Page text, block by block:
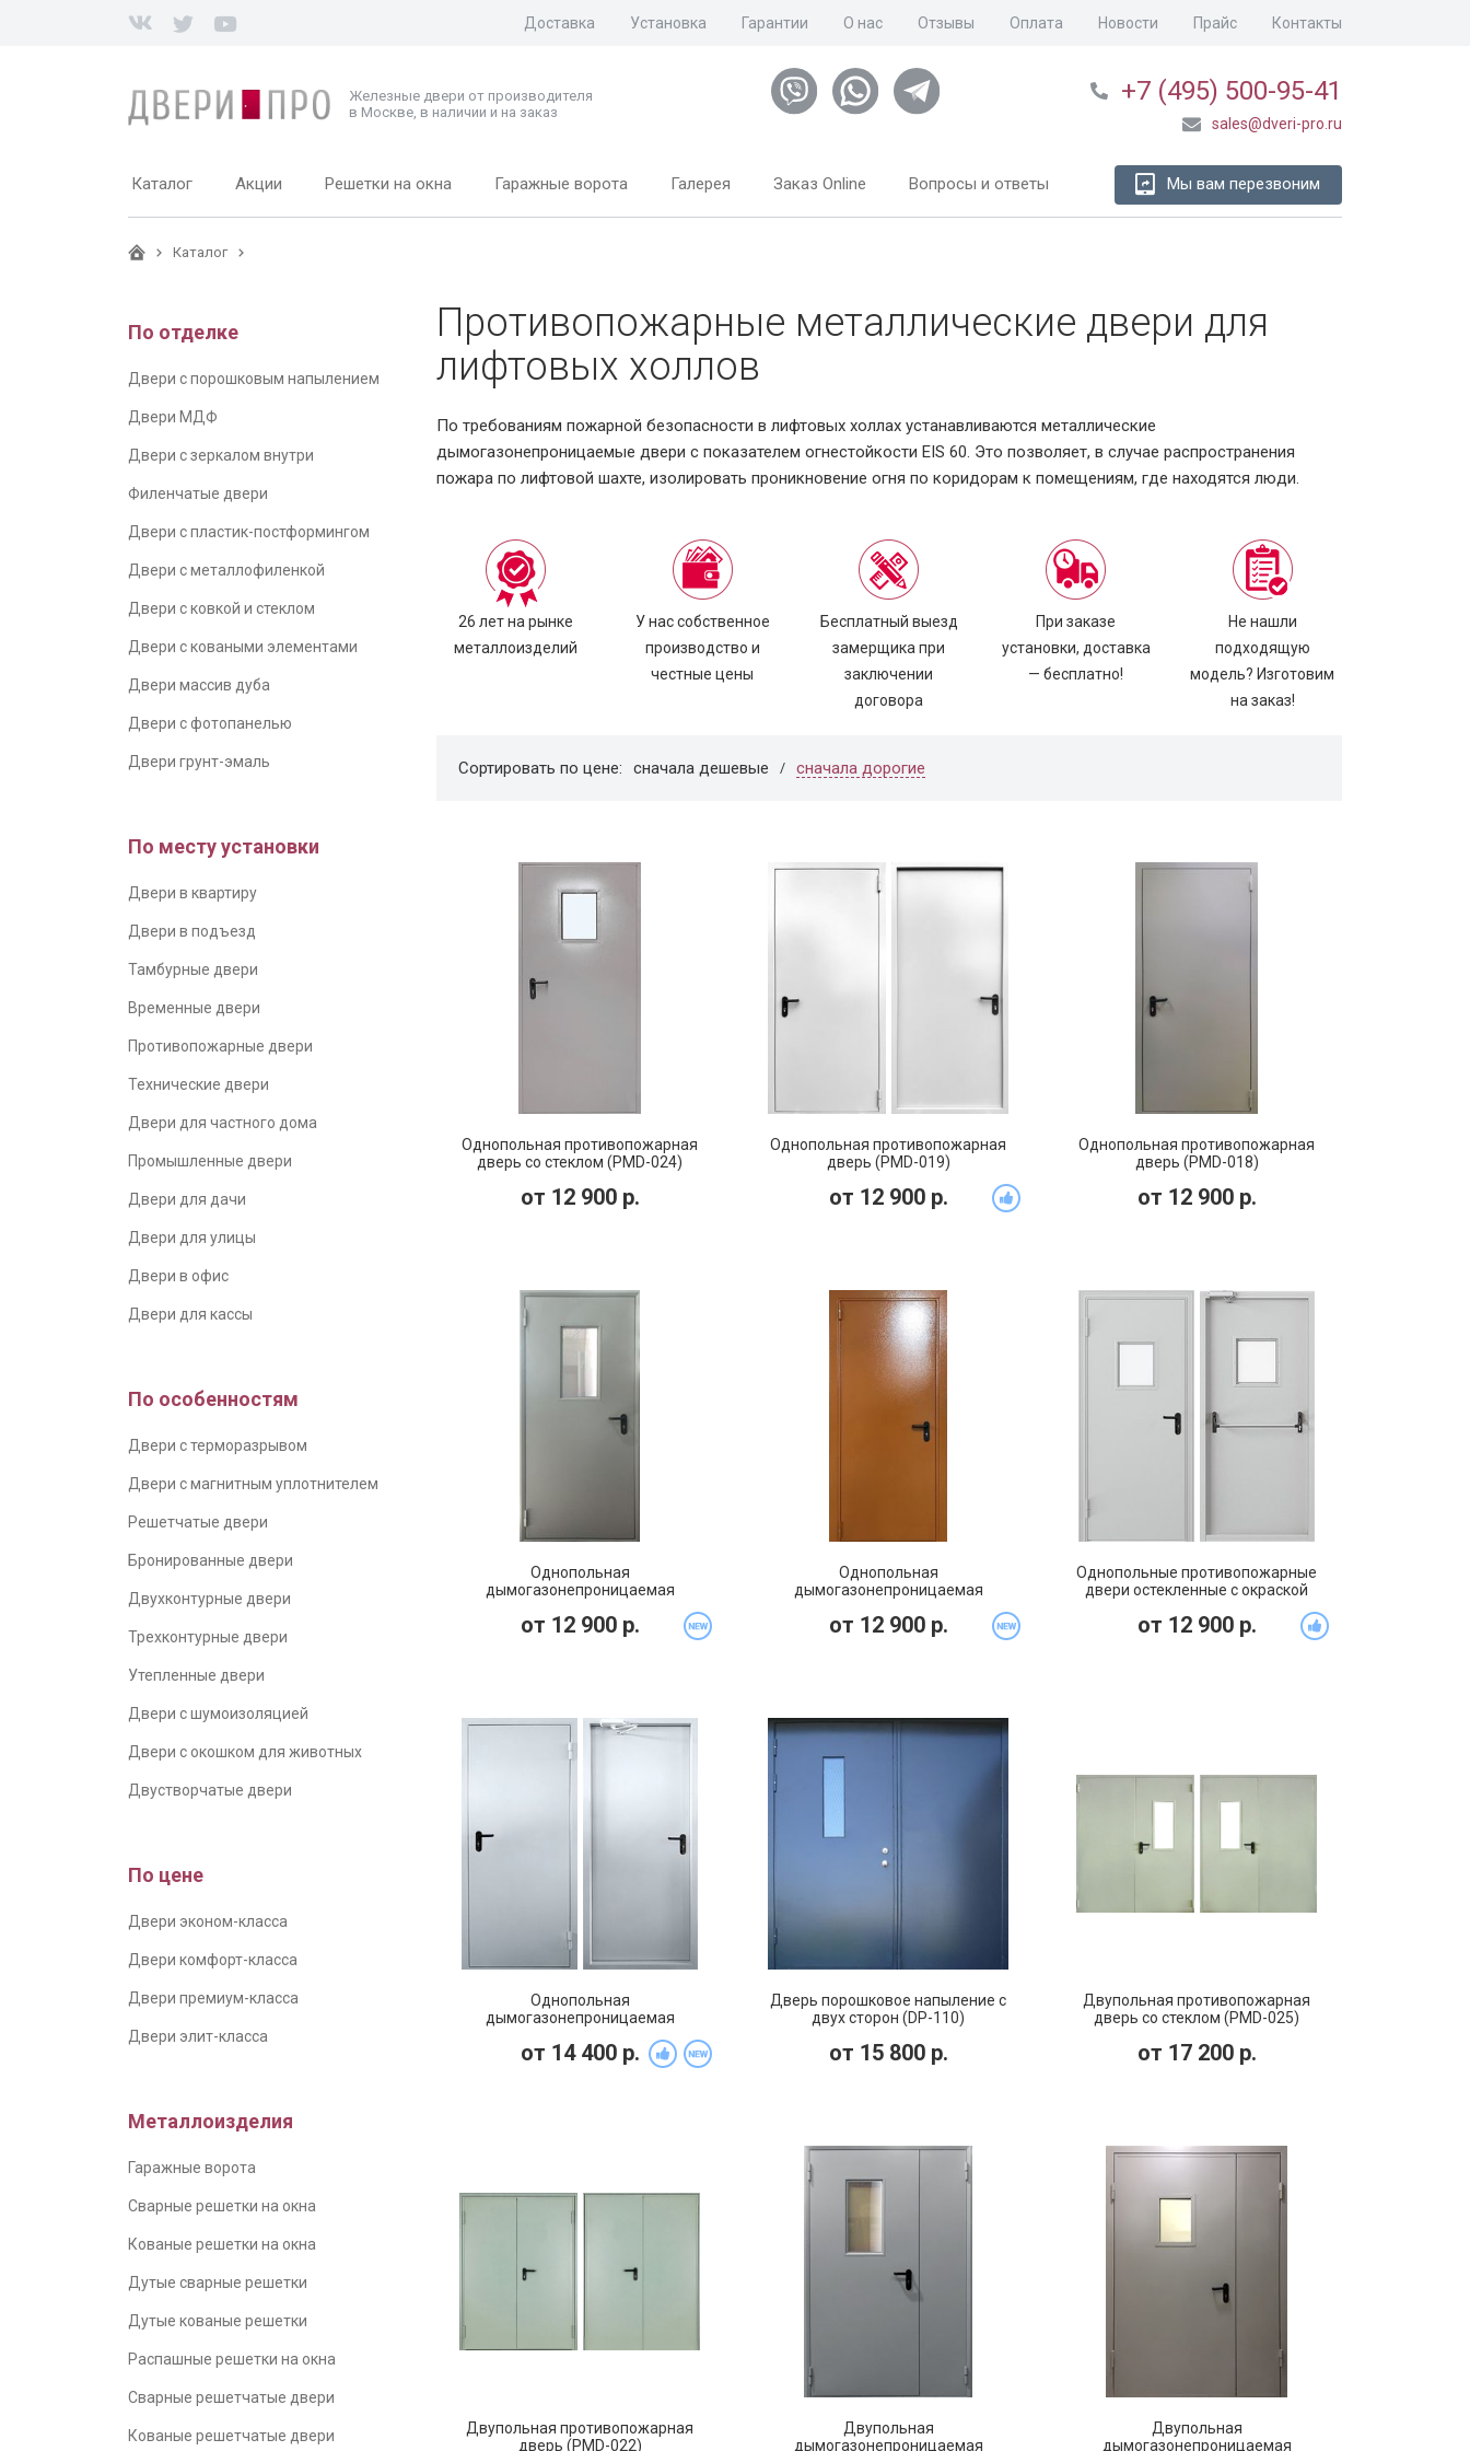
Доставка Установка Гарантии О нас Отзывы Оплата Новости Прайс Контакты
Железные двери от производителя
в Москве, в наличии и на заказ
+7 (495) 500-95-41
sales@dveri-pro.ru
Каталог Акции Решетки на окна Гаражные ворота Галерея Заказ Online Вопросы и ответы Мы вам перезвоним
Каталог
По отделке
Двери с порошковым напылением
Двери МДФ
Двери с зеркалом внутри
Филенчатые двери
Двери с пластик-постформингом
Двери с металлофиленкой
Двери с ковкой и стеклом
Двери с коваными элементами
Двери массив дуба
Двери с фотопанелью
Двери грунт-эмаль
По месту установки
Двери в квартиру
Двери в подъезд
Тамбурные двери
Временные двери
Противопожарные двери
Технические двери
Двери для частного дома
Промышленные двери
Двери для дачи
Двери для улицы
Двери в офис
Двери для кассы
По особенностям
Двери с терморазрывом
Двери с магнитным уплотнителем
Решетчатые двери
Бронированные двери
Двухконтурные двери
Трехконтурные двери
Утепленные двери
Двери с шумоизоляцией
Двери с окошком для животных
Двустворчатые двери
По цене
Двери эконом-класса
Двери комфорт-класса
Двери премиум-класса
Двери элит-класса
Металлоизделия
Гаражные ворота
Сварные решетки на окна
Кованые решетки на окна
Дутые сварные решетки
Дутые кованые решетки
Распашные решетки на окна
Сварные решетчатые двери
Кованые решетчатые двери
Противопожарные металлические двери для
лифтовых холлов
По требованиям пожарной безопасности в лифтовых холлах устанавливаются металлические
дымогазонепроницаемые двери с показателем огнестойкости EIS 60. Это позволяет, в случае распространения
пожара по лифтовой шахте, изолировать проникновение огня по коридорам к помещениям, где находятся люди.
26 лет на рынке
металлоизделий
У нас собственное
производство и
честные цены
Бесплатный выезд
замерщика при
заключении
договора
При заказе
установки, доставка
— бесплатно!
Не нашли
подходящую
модель? Изготовим
на заказ!
Сортировать по цене: сначала дешевые / сначала дорогие
Однопольная противопожарная
дверь со стеклом (PMD-024)
от 12 900р.
Однопольная противопожарная
дверь (PMD-019)
от 12 900р.
Однопольная противопожарная
дверь (PMD-018)
от 12 900р.
Однопольная
дымогазонепроницаемая
стеклом EIS 60 (PMD-013)
от 12 900р.
Однопольная
дымогазонепроницаемая
(PMD-012)
от 12 900р.
Однопольные противопожарные
двери остекленные с окраской
от 12 900р.
Однопольная
дымогазонепроницаемая
(PMD-011)
от 14 400р.
Дверь порошковое напыление с
двух сторон (DP-110)
от 15 800р.
Двупольная противопожарная
дверь со стеклом (PMD-025)
от 17 200р.
Двупольная противопожарная
дверь (PMD-022)
Двупольная
дымогазонепроницаемая
Двупольная
дымогазонепроницаемая